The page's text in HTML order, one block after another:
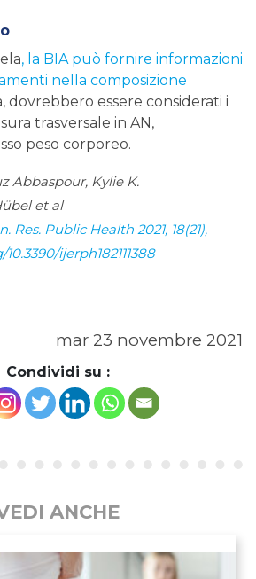
, la BIA può fornire informazioni
nella composizione
dovrebbero essere considerati i
trasversale in AN,
peso corporeo.
Abbaspour, Kylie K.
et al
Res. Public Health 2021, 18(21),
ijerph182111388
mar 23 novembre 2021
Condividi su :
ANCHE